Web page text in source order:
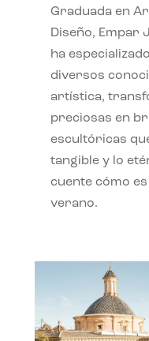
Graduada en
Diseño, Empar
ha
diversos
artística,
preciosas en
escultóricas
tangible y lo
cuente cómo
verano.